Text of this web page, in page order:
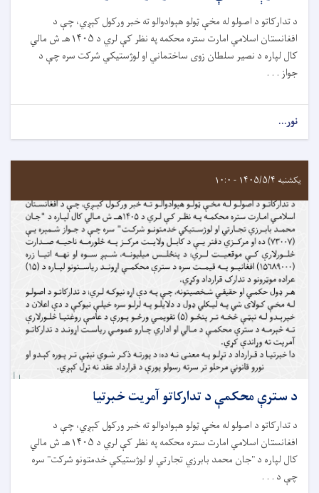
د تدارکاتو د اصولو له مخې ټولو هېوادوالو ته خبر ورکول کېږي، چې د
افغانستان اسلامي امارت ستره محکمه په نظر کې لري د ۱۴۰۵هـ ش مالي
کال لپاره د نصیر سلطان زوی ساختماني او لوژستیکي شرکت سره چې د
جواز . . .
نور...
یکشنبه ۱۴۰۵/۵/۴ - ۱۰:۰
د سترې محکمې د تدارکاتو آمريت خبرتيا
د تدارکاتو د اصولو له مخې ټولو هېوادوالو ته خبر ورکول کېږي، چې د
افغانستان اسلامي امارت ستره محکمه په نظر کې لري د ۱۴۰۵هـ ش مالي
کال لپاره د "جان محمد بابرزي تجارتي او لوژستیکي خدمتونو شرکت" سره
چې د . . .